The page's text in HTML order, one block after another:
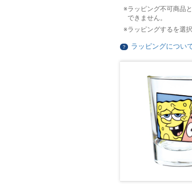
ラッピング不可商品
できません。
ラッピングするを選
？ ラッピングについ